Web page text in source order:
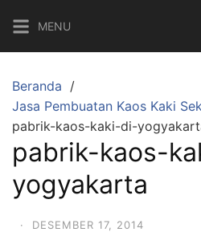
ke
konten
MENU
Beranda
Jasa Pembuatan Kaos Kaki
pabrik-kaos-kaki-di-
pabrik-kaos-
yogyakarta
· DESEMBER 17, 2014